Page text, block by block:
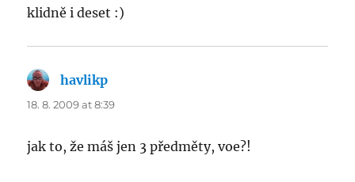
klidně i deset :)
havlikp
18. 8. 2009 at 8:39
jak to, že máš jen 3 předměty, voe?!